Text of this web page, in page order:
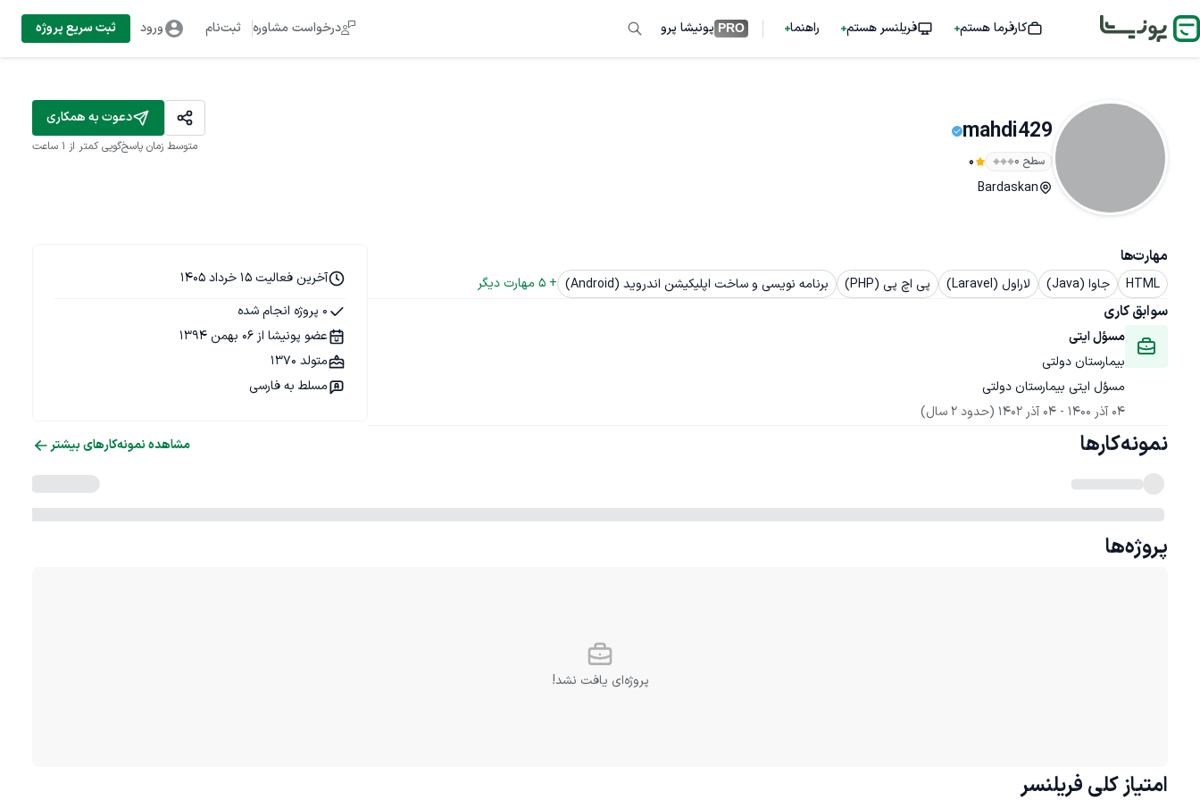
کارفرما هستم فریلنسر هستم راهنما PRO پونیشا پرو درخواست مشاوره ثبت‌نام ورود ثبت سریع پروژه
mahdi429
سطح ۰ 0
Bardaskan
دعوت به همکاری
متوسط زمان پاسخ‌گویی کمتر از 1 ساعت
مهارت‌ها
HTML جاوا (Java) لاراول (Laravel) پی اچ پی (PHP) برنامه نویسی و ساخت اپلیکیشن اندروید (Android) +
5 مهارت دیگر
سوابق کاری
مسؤل ایتی
بیمارستان دولتی
مسؤل ایتی بیمارستان دولتی
04 آذر 1400
- 04 آذر 1402 (حدود 2 سال)
آخرین فعالیت 15 خرداد 1405
0 پروژه انجام شده
عضو پونیشا از 06 بهمن 1394
متولد 1370
مسلط به فارسی
نمونه‌کارها مشاهده نمونه‌کارهای بیشتر
پروژه‌ها
پروژه‌ای یافت نشد!
امتیاز کلی فریلنسر